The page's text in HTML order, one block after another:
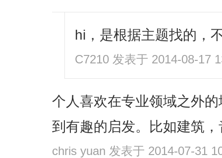
hi，是根据主题找的，
C7210 发表于 2014-08-17
个人喜欢在专业领域之外
到有趣的启发。比如建筑
chris yuan 发表于 2014-07-31